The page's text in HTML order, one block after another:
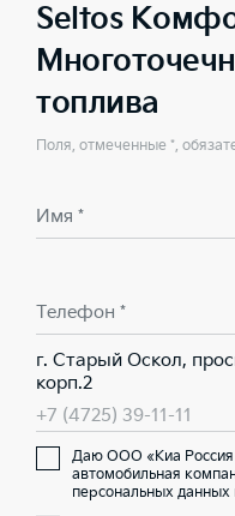
Seltos
топлива
Поля, отмеченные *,
Имя *
Телефон *
г. Старый Оскол,
корп.2
+7 (4725) 39-11-11
Даю ООО «Киа
автомобильная
персональных данных